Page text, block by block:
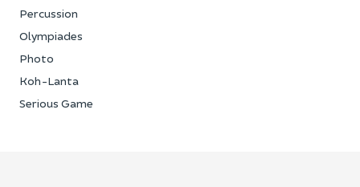
Percussion
Olympiades
Photo
Koh-Lanta
Serious Game